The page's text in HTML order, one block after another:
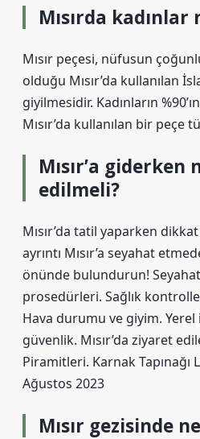
Mısırda
Mısır peçesi, nüfusun
olduğu Mısır’da kullanılan
giyilmesidir. Kadınların
Mısır’da kullanılan bir peçe
Mısır’a
edilmeli?
Mısır’da tatil yaparken
ayrıntı Mısır’a seyahat
önünde bulundurun!
prosedürleri. Sağlık
Hava durumu ve giyim.
güvenlik. Mısır’da ziyaret
Piramitleri. Karnak Tapınağı
Ağustos 2023
Mısır gezisinde